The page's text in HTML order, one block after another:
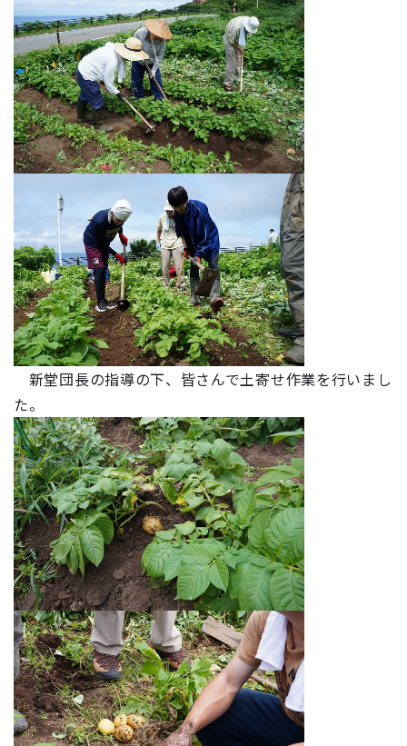
新堂団長の指導の下、皆さんで土寄せ作業を行いまし
た。